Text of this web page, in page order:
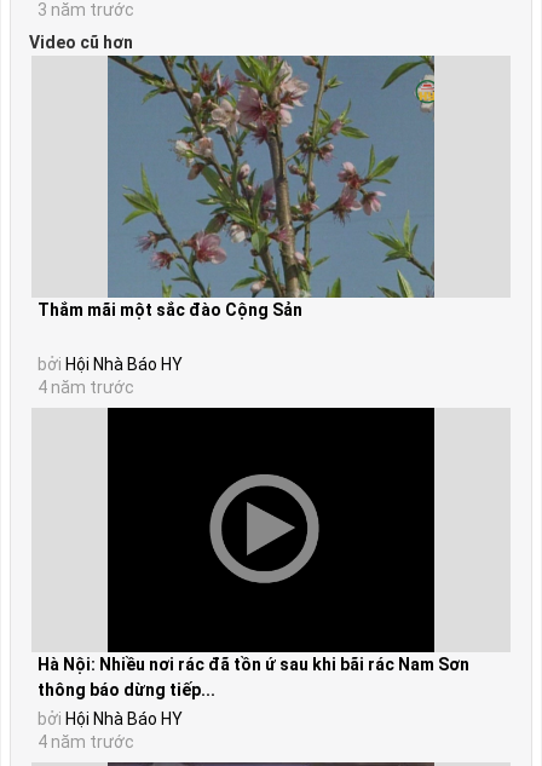
3 năm trước
Video cũ hơn
Thắm mãi một sắc đào Cộng Sản
bởi Hội Nhà Báo HY
4 năm trước
Hà Nội: Nhiều nơi rác đã tồn ứ sau khi bãi rác Nam Sơn
thông báo dừng tiếp...
bởi Hội Nhà Báo HY
4 năm trước